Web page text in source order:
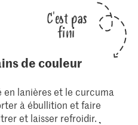
C'est pas
fini
de couleur
lanières et le curcuma
à ébullition et faire
et laisser refroidir.